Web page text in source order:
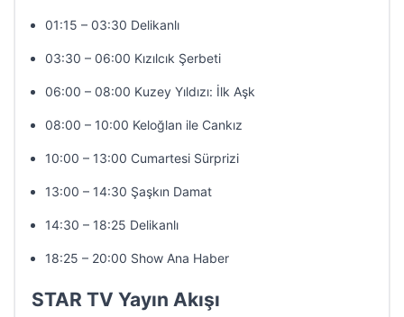
01:15 – 03:30 Delikanlı
03:30 – 06:00 Kızılcık Şerbeti
06:00 – 08:00 Kuzey Yıldızı: İlk Aşk
08:00 – 10:00 Keloğlan ile Cankız
10:00 – 13:00 Cumartesi Sürprizi
13:00 – 14:30 Şaşkın Damat
14:30 – 18:25 Delikanlı
18:25 – 20:00 Show Ana Haber
STAR TV Yayın Akışı